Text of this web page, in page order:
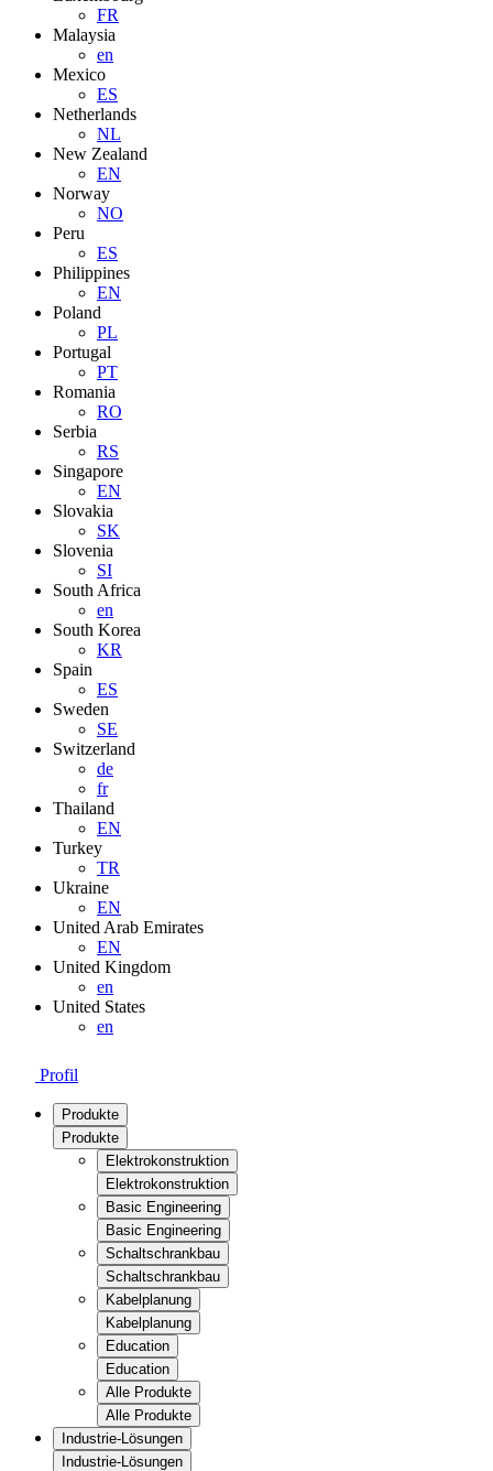
FR
Malaysia
en
Mexico
ES
Netherlands
NL
New Zealand
EN
Norway
NO
Peru
ES
Philippines
EN
Poland
PL
Portugal
PT
Romania
RO
Serbia
RS
Singapore
EN
Slovakia
SK
Slovenia
SI
South Africa
en
South Korea
KR
Spain
ES
Sweden
SE
Switzerland
de
fr
Thailand
EN
Turkey
TR
Ukraine
EN
United Arab Emirates
EN
United Kingdom
en
United States
en
Profil
Produkte
Produkte
Elektrokonstruktion
Elektrokonstruktion
Basic Engineering
Basic Engineering
Schaltschrankbau
Schaltschrankbau
Kabelplanung
Kabelplanung
Education
Education
Alle Produkte
Alle Produkte
Industrie-Lösungen
Industrie-Lösungen